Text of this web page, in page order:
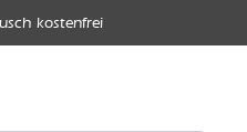
kostenfrei